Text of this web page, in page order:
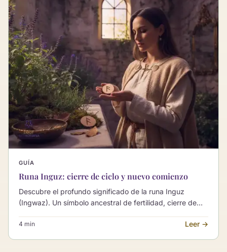
GUÍA
Runa Inguz: cierre de ciclo y nuevo comienzo
Descubre el profundo significado de la runa Inguz
(Ingwaz). Un símbolo ancestral de fertilidad, cierre de
4 min Leer →